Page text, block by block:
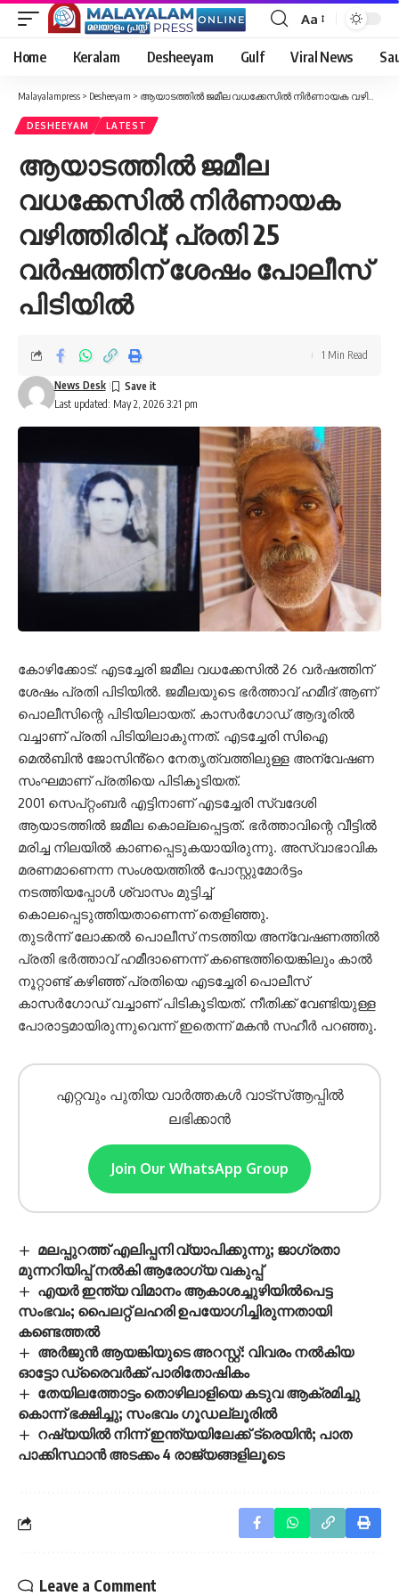
Font
Resizer
Aa
Home Keralam Desheeyam Gulf Viral News
Malayalampress > Desheeyam > ആയാടത്തില്‍ ജമീല വധക്കേസിൽ നിർണായക വഴിത്തിരിവ്; പ്രതി 25 വർഷത്തിന് ശേഷം പോലീസ് പിടിയിൽ
DESHEEYAM LATEST
ആയാടത്തില്‍ ജമീല
വധക്കേസിൽ നിർണായക
വഴിത്തിരിവ്; പ്രതി 25
വർഷത്തിന് ശേഷം പോലീസ്
പിടിയിൽ
Last updated: May 2, 2026 3:21 pm
News Desk
1 Min Read
കോഴിക്കോട്: എടച്ചേരി ജമീല വധക്കേസിൽ 26 വർഷത്തിന്
ശേഷം പ്രതി പിടിയിൽ. ജമീലയുടെ ഭർത്താവ് ഹമീദ് ആണ്
പൊലീസിന്റെ പിടിയിലായത്. കാസർഗോഡ് ആദൂരിൽ
വച്ചാണ് പ്രതി പിടിയിലാകുന്നത്. എടച്ചേരി സിഐ
മെൽബിൻ ജോസിൻ്റെ നേതൃത്വത്തിലുള്ള അന്വേഷണ
സംഘമാണ് പ്രതിയെ പിടികൂടിയത്.
2001 സെപ്റ്റംബര്‍ എട്ടിനാണ് എടച്ചേരി സ്വദേശി
ആയാടത്തില്‍ ജമീല കൊല്ലപ്പെട്ടത്. ഭര്‍ത്താവിന്റെ വീട്ടില്‍
മരിച്ച നിലയില്‍ കാണപ്പെടുകയായിരുന്നു. അസ്വാഭാവിക
മരണമാണെന്ന സംശയത്തില്‍ പോസ്റ്റുമോര്‍ട്ടം
നടത്തിയപ്പോള്‍ ശ്വാസം മുട്ടിച്ച്
കൊലപ്പെടുത്തിയതാണെന്ന് തെളിഞ്ഞു.
തുടര്‍ന്ന് ലോക്കല്‍ പൊലീസ് നടത്തിയ അന്വേഷണത്തില്‍
പ്രതി ഭര്‍ത്താവ് ഹമീദാണെന്ന് കണ്ടെത്തിയെങ്കിലും കാൽ
നൂറ്റാണ്ട് കഴിഞ്ഞ് പ്രതിയെ എടച്ചേരി പൊലീസ്
കാസർഗോഡ് വച്ചാണ് പിടികൂടിയത്. നീതിക്ക് വേണ്ടിയുള്ള
പോരാട്ടമായിരുന്നുവെന്ന് ഇതെന്ന് മകൻ സഹീര്‍ പറഞ്ഞു.
എറ്റവും പുതിയ വാർത്തകൾ വാട്സ്ആപ്പിൽ
ലഭിക്കാൻ
Join Our WhatsApp Group
മലപ്പുറത്ത് എലിപ്പനി വ്യാപിക്കുന്നു; ജാഗ്രതാ
മുന്നറിയിപ്പ് നൽകി ആരോഗ്യ വകുപ്പ്
എയര്‍ ഇന്ത്യ വിമാനം ആകാശച്ചുഴിയില്‍പെട്ട
സംഭവം; പൈലറ്റ് ലഹരി ഉപയോഗിച്ചിരുന്നതായി
കണ്ടെത്തല്‍
അർജുൻ ആയങ്കിയുടെ അറസ്റ്റ്: വിവരം നൽകിയ
ഓട്ടോ ഡ്രൈവർക്ക് പാരിതോഷികം
തേയിലത്തോട്ടം തൊഴിലാളിയെ കടുവ ആക്രമിച്ചു
കൊന്ന് ഭക്ഷിച്ചു; സംഭവം ഗൂഡല്ലൂരില്‍
റഷ്യയിൽ നിന്ന് ഇന്ത്യയിലേക്ക് ട്രെയിൻ; പാത
പാക്കിസ്ഥാൻ അടക്കം 4 രാജ്യങ്ങളിലൂടെ
Leave a Comment